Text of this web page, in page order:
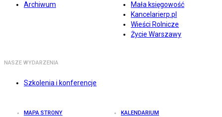
Archiwum
Mała księgowość
Kancelarierp.pl
Wieści Rolnicze
Życie Warszawy
NASZE WYDARZENIA
Szkolenia i konferencje
MAPA STRONY KALENDARIUM